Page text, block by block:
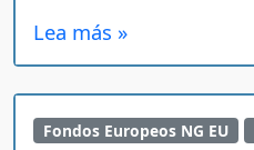
Lea más »
Fondos Europeos NG EU